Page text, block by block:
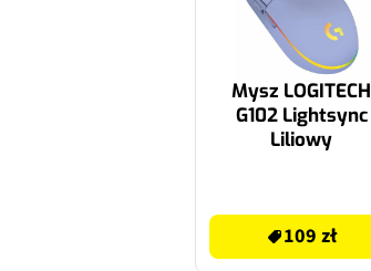
Mysz LOGITECH
G102 Lightsync
Liliowy
109 zł